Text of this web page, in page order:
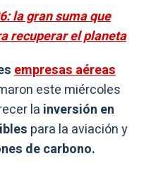
la gran suma que
recuperar el planeta
empresas aéreas
este miércoles
la inversión en
para la aviación y
de carbono.